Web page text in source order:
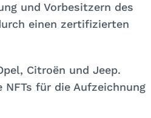
und Vorbesitzern des
einen zertifizierten
Citroën und Jeep.
für die Aufzeichnung